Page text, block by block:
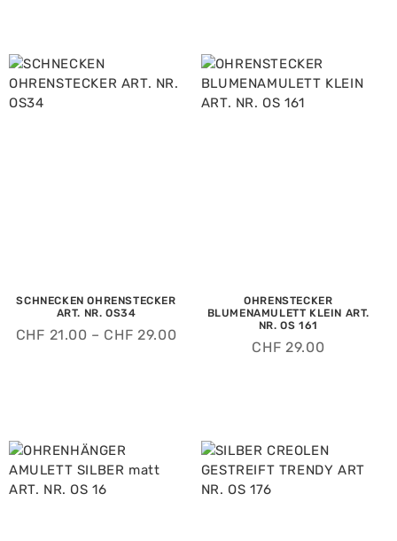
SCHNECKEN OHRENSTECKER
ART. NR. OS34
CHF 21.00 – CHF 29.00
OHRENSTECKER
BLUMENAMULETT KLEIN ART.
NR. OS 161
CHF 29.00